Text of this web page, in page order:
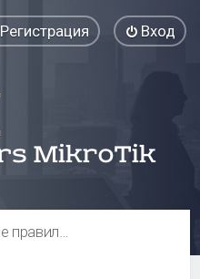
Вход
Регистрация
Общие правила форума и полезная информация